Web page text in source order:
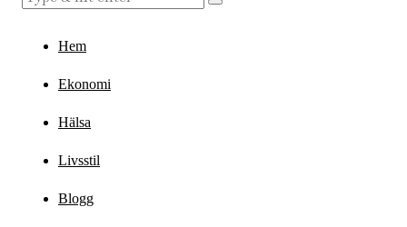
Hem
Ekonomi
Hälsa
Livsstil
Blogg